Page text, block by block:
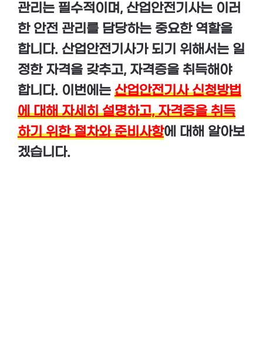
관리는 필수적이며, 산업안전기사는 이러
한 안전 관리를 담당하는 중요한 역할을
합니다. 산업안전기사가 되기 위해서는 일
정한 자격을 갖추고, 자격증을 취득해야
합니다. 이번에는 산업안전기사 신청방법
에 대해 자세히 설명하고, 자격증을 취득
하기 위한 절차와 준비사항에 대해 알아보
겠습니다.